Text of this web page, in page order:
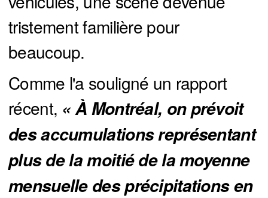
tristement familière pour
beaucoup.
Comme l'a souligné un rapport
récent, « À Montréal, on prévoit
des accumulations représentant
plus de la moitié de la moyenne
mensuelle des précipitations en